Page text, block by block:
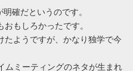
確だというのです。
もしろかったです。
たようですが、かなり独学で今
ムミーティングのネタが生まれ